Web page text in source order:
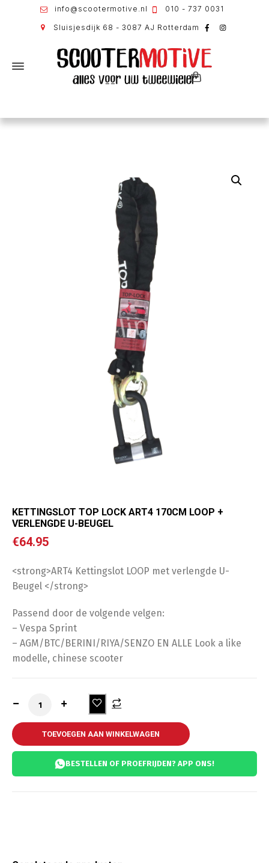
info@scootermotive.nl 010 - 737 0031
Sluisjesdijk 68 - 3087 AJ Rotterdam
KETTINGSLOT TOP LOCK ART4 170CM LOOP +
VERLENGDE U-BEUGEL
€64.95
<strong>ART4 Kettingslot LOOP met verlengde U-
Beugel </strong>
Passend door de volgende velgen:
– Vespa Sprint
– AGM/BTC/BERINI/RIYA/SENZO EN ALLE Look a like
modelle, chinese scooter
TOEVOEGEN AAN WINKELWAGEN
BESTELLEN OF PROEFRIJDEN? APP ONS!